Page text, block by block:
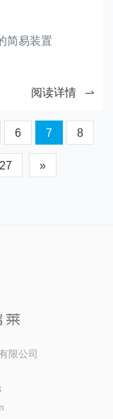
简易装置
阅读详情
6 7 8
27 »
限公司